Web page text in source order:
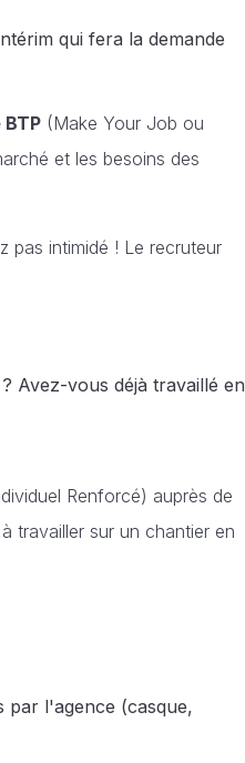
qui fera la demande
(Make Your Job ou
et les besoins des
pas intimidé ! Le recruteur
Avez-vous déjà travaillé en
Renforcé) auprès de
travailler sur un chantier en
par l'agence (casque,